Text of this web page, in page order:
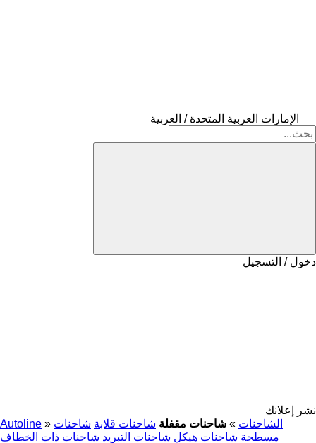
الإمارات العربية المتحدة / العربية
دخول / التسجيل
نشر إعلانك
Autoline » الشاحنات » شاحنات مقفلة شاحنات قلابة شاحنات
مسطحة شاحنات هيكل شاحنات التبريد شاحنات ذات الخطاف